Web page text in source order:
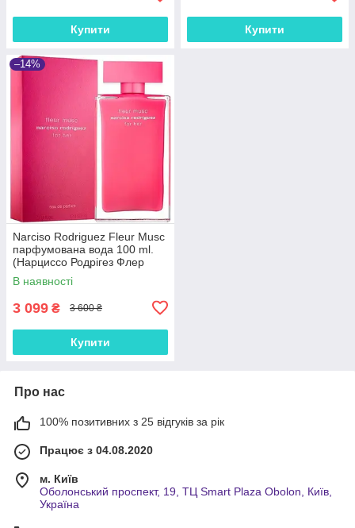
Купити Купити
–14%
Narciso Rodriguez Fleur Musc
парфумована вода 100 ml.
(Нарциссо Родрігез Флер
Муска)
В наявності
3 099 ₴ 3 600 ₴
Купити
Про нас
100% позитивних з 25 відгуків за рік
Працює з 04.08.2020
м. Київ
Оболонський проспект, 19, ТЦ Smart Plaza Obolon, Київ,
Україна